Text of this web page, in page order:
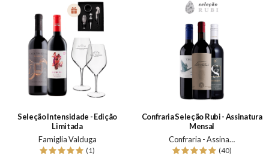
Seleção Intensidade - Edição
Limitada
Famiglia Valduga
(1)
Confraria Seleção Rubi - Assinatura
Mensal
Confraria - Assinatura Mensal
(40)